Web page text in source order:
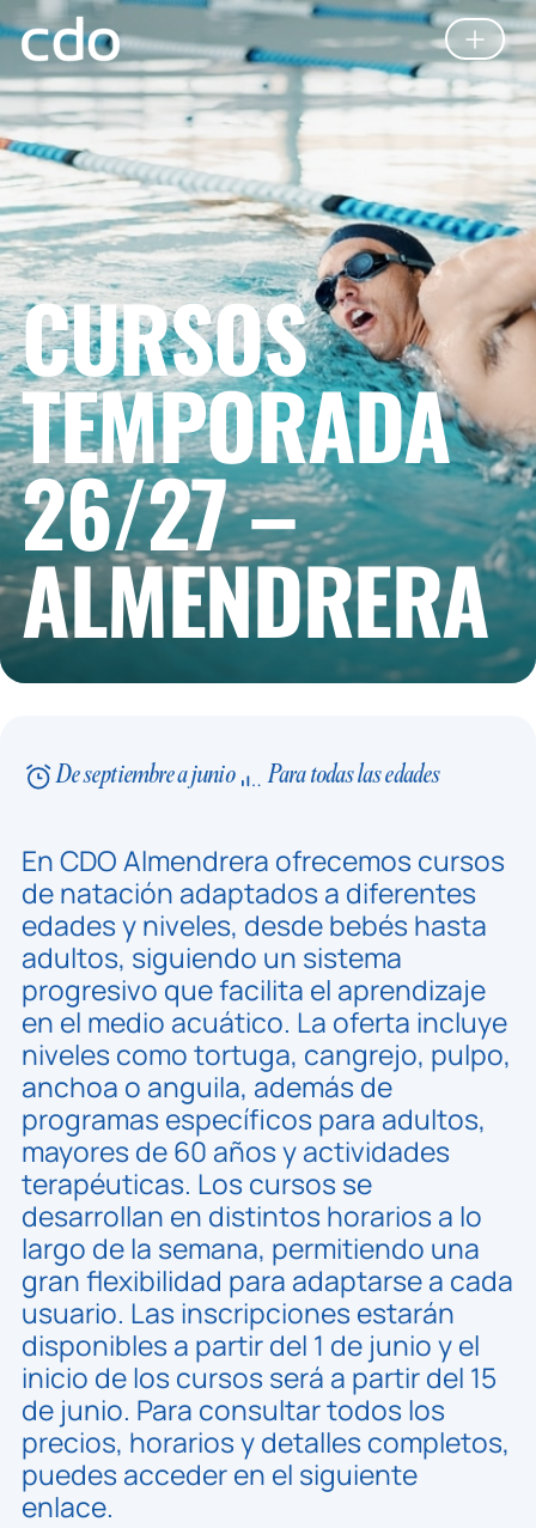
CURSOS
TEMPORADA
26/27 –
ALMENDRERA
De septiembre a junio Para todas las edades
En CDO Almendrera ofrecemos cursos
de natación adaptados a diferentes
edades y niveles, desde bebés hasta
adultos, siguiendo un sistema
progresivo que facilita el aprendizaje
en el medio acuático. La oferta incluye
niveles como tortuga, cangrejo, pulpo,
anchoa o anguila, además de
programas específicos para adultos,
mayores de 60 años y actividades
terapéuticas. Los cursos se
desarrollan en distintos horarios a lo
largo de la semana, permitiendo una
gran flexibilidad para adaptarse a cada
usuario. Las inscripciones estarán
disponibles a partir del 1 de junio y el
inicio de los cursos será a partir del 15
de junio. Para consultar todos los
precios, horarios y detalles completos,
puedes acceder en el siguiente
enlace.